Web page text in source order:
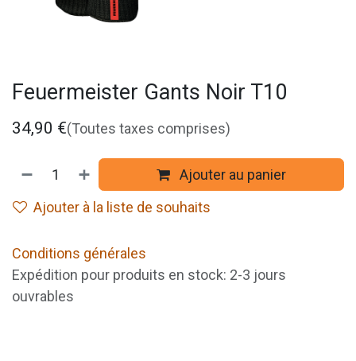
Feuermeister Gants Noir T10
34,90 €(Toutes taxes comprises)
Ajouter au panier
Ajouter à la liste de souhaits
Conditions générales
Expédition pour produits en stock: 2-3 jours
ouvrables